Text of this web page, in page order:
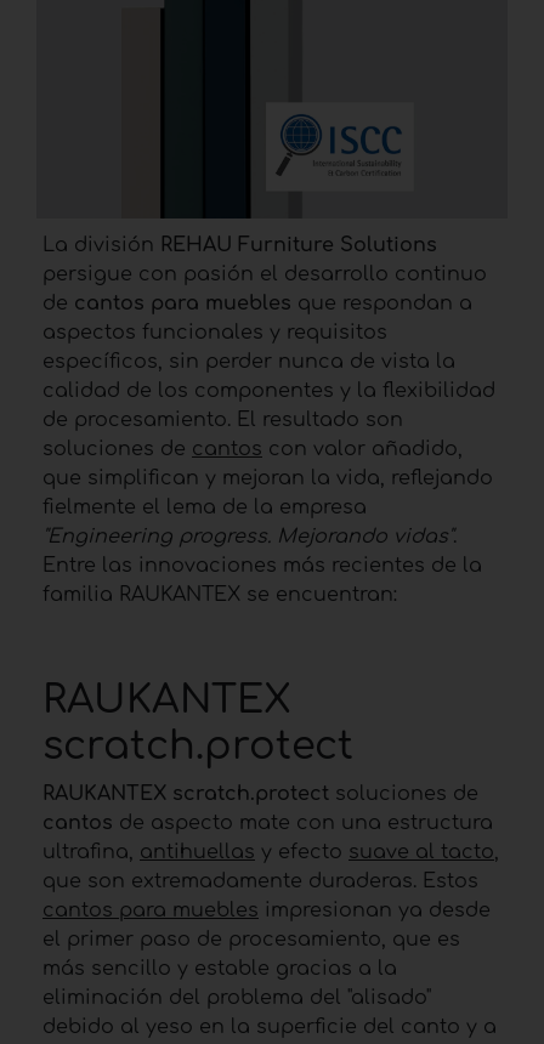
La división REHAU Furniture Solutions
persigue con pasión el desarrollo continuo
de cantos para muebles que respondan a
aspectos funcionales y requisitos
específicos, sin perder nunca de vista la
calidad de los componentes y la flexibilidad
de procesamiento. El resultado son
soluciones de cantos con valor añadido,
que simplifican y mejoran la vida, reflejando
fielmente el lema de la empresa
"Engineering progress. Mejorando vidas".
Entre las innovaciones más recientes de la
familia RAUKANTEX se encuentran:
RAUKANTEX
scratch.protect
RAUKANTEX scratch.protect soluciones de
cantos de aspecto mate con una estructura
ultrafina, antihuellas y efecto suave al tacto,
que son extremadamente duraderas. Estos
cantos para muebles impresionan ya desde
el primer paso de procesamiento, que es
más sencillo y estable gracias a la
eliminación del problema del "alisado"
debido al yeso en la superficie del canto y a